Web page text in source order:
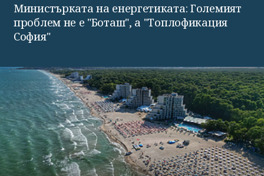
Министърката на енергетиката: Големият
проблем не е "Боташ", а "Топлофикация
София"